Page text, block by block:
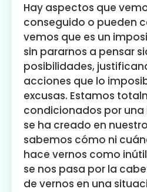
Hay aspectos que
conseguido o pueden
vemos que es un
sin pararnos a pensar
posibilidades,
acciones que lo
excusas. Estamos
condicionados por
se ha creado en
sabemos cómo ni
hace vernos como
se nos pasa por la
de vernos en una